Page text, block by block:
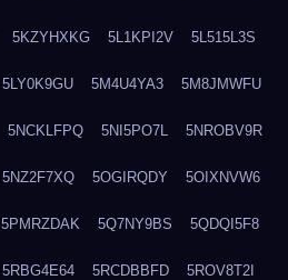
5KZYHXKG 5L1KPI2V 5L515L3S
5LY0K9GU 5M4U4YA3 5M8JMWFU
5NCKLFPQ 5NI5PO7L 5NROBV9R
5NZ2F7XQ 5OGIRQDY 5OIXNVW6
5PMRZDAK 5Q7NY9BS 5QDQI5F8
5RBG4E64 5RCDBBFD 5ROV8T2I